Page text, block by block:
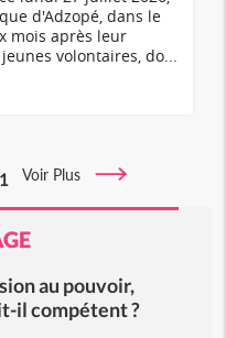
d'Adzopé, dans le
mois après leur
volontaires, do...
Voir Plus
au pouvoir,
il compétent ?